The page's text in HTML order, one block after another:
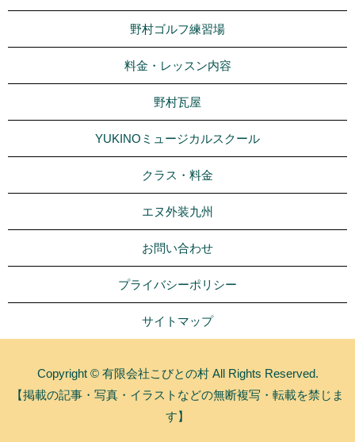
野村ゴルフ練習場
料金・レッスン内容
野村瓦屋
YUKINOミュージカルスクール
クラス・料金
エヌ外装九州
お問い合わせ
プライバシーポリシー
サイトマップ
Copyright © 有限会社こびとの村 All Rights Reserved.
【掲載の記事・写真・イラストなどの無断複写・転載を禁じま
す】